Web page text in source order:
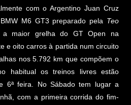
com o Argentino Juan Cruz
M6 GT3 preparado pela Teo
maior grelha do GT Open na
e oito carros à partida num circuito
nos 5.792 km que compõem o
habitual os treinos livres estão
6ª feira. No Sábado tem lugar a
com a primeira corrida do fim-